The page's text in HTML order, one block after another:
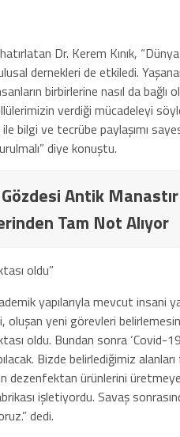
Dr. Kerem Kınık,
dernekleri de etkiledi.
birbirlerine nasıl da bağlı
verdiği mücadeleyi
bilgi ve tecrübe paylaşımı
diye konuştu.
Gözdesi Antik
Tam Not Alıyor
oldu”
yapılarıyla mevcut insani
yeni görevleri
oldu. Bundan sonra ‘Covid-
Bizde belirlediğimiz
dezenfektan ürünlerini
işletiyordu. Savaş
dedi.